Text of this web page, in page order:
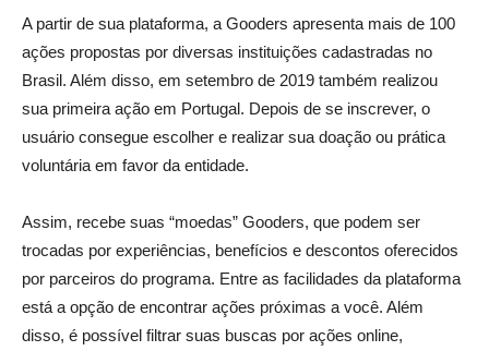
A partir de sua plataforma, a Gooders apresenta mais de 100
ações propostas por diversas instituições cadastradas no
Brasil. Além disso, em setembro de 2019 também realizou
sua primeira ação em Portugal. Depois de se inscrever, o
usuário consegue escolher e realizar sua doação ou prática
voluntária em favor da entidade.
Assim, recebe suas “moedas” Gooders, que podem ser
trocadas por experiências, benefícios e descontos oferecidos
por parceiros do programa. Entre as facilidades da plataforma
está a opção de encontrar ações próximas a você. Além
disso, é possível filtrar suas buscas por ações online,